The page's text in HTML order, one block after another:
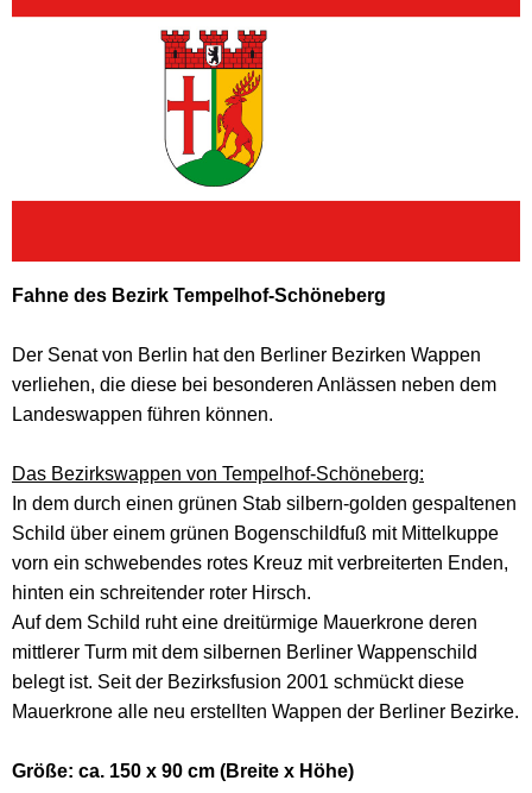
Fahne des Bezirk Tempelhof-Schöneberg
Der Senat von Berlin hat den Berliner Bezirken Wappen
verliehen, die diese bei besonderen Anlässen neben dem
Landeswappen führen können.
Das Bezirkswappen von Tempelhof-Schöneberg:
In dem durch einen grünen Stab silbern-golden gespaltenen
Schild über einem grünen Bogenschildfuß mit Mittelkuppe
vorn ein schwebendes rotes Kreuz mit verbreiterten Enden,
hinten ein schreitender roter Hirsch.
Auf dem Schild ruht eine dreitürmige Mauerkrone deren
mittlerer Turm mit dem silbernen Berliner Wappenschild
belegt ist. Seit der Bezirksfusion 2001 schmückt diese
Mauerkrone alle neu erstellten Wappen der Berliner Bezirke.
Größe: ca. 150 x 90 cm (Breite x Höhe)